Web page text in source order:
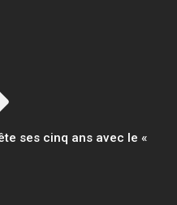
ses cinq ans avec le «